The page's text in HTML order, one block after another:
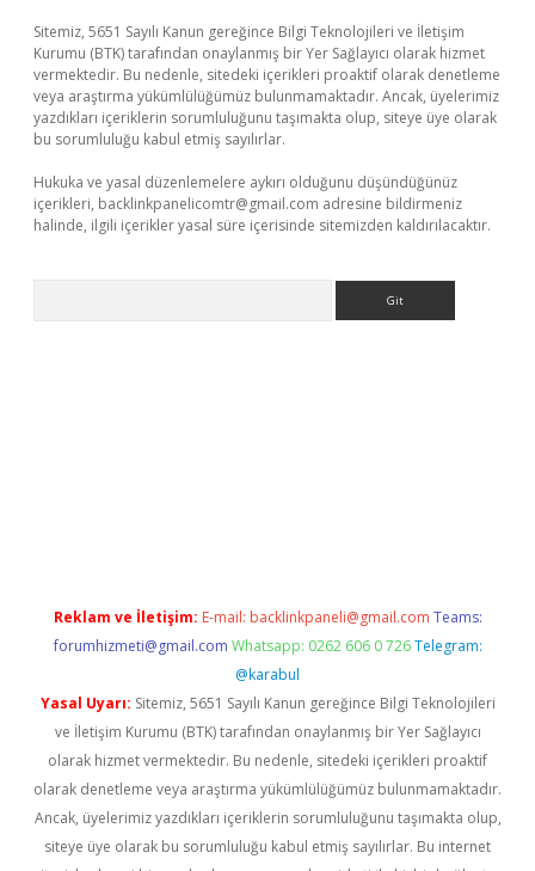
Sitemiz, 5651 Sayılı Kanun gereğince Bilgi Teknolojileri ve İletişim
Kurumu (BTK) tarafından onaylanmış bir Yer Sağlayıcı olarak hizmet
vermektedir. Bu nedenle, sitedeki içerikleri proaktif olarak denetleme
veya araştırma yükümlülüğümüz bulunmamaktadır. Ancak, üyelerimiz
yazdıkları içeriklerin sorumluluğunu taşımakta olup, siteye üye olarak
bu sorumluluğu kabul etmiş sayılırlar.
Hukuka ve yasal düzenlemelere aykırı olduğunu düşündüğünüz
içerikleri, backlinkpanelicomtr@gmail.com adresine bildirmeniz
halinde, ilgili içerikler yasal süre içerisinde sitemizden kaldırılacaktır.
Reklam ve İletişim: E-mail: backlinkpaneli@gmail.com Teams:
forumhizmeti@gmail.com Whatsapp: 0262 606 0 726 Telegram:
@karabul
Yasal Uyarı: Sitemiz, 5651 Sayılı Kanun gereğince Bilgi Teknolojileri
ve İletişim Kurumu (BTK) tarafından onaylanmış bir Yer Sağlayıcı
olarak hizmet vermektedir. Bu nedenle, sitedeki içerikleri proaktif
olarak denetleme veya araştırma yükümlülüğümüz bulunmamaktadır.
Ancak, üyelerimiz yazdıkları içeriklerin sorumluluğunu taşımakta olup,
siteye üye olarak bu sorumluluğu kabul etmiş sayılırlar. Bu internet